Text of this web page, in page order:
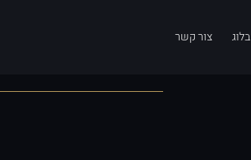
בלוג צור קשר